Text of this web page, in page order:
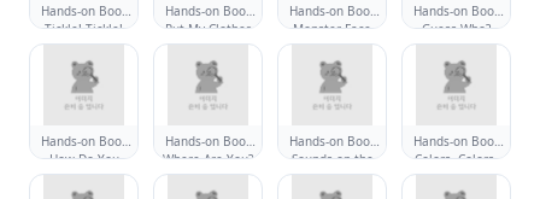
Hands-on Book
Tickle! Tickle!
Hands-on Book
Put My Clothes
on!
Hands-on Book
Monster Face
Hands-on Book
Guess Who?
Hands-on Book
How Do You
Feel?
Hands-on Book
Where Are You?
Hands-on Book
Sounds on the
Farm
Hands-on Book
Colors, Colors,
Everywhere